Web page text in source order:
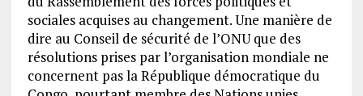
sociales acquises au changement. Une manière de
dire au Conseil de sécurité de l’ONU que des
résolutions prises par l’organisation mondiale ne
concernent pas la République démocratique du